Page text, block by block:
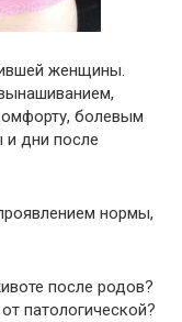
женщины.
болевым
дни после
нормы,
после родов?
патологической?